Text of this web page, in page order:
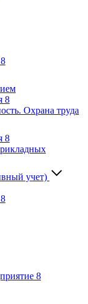
8
Охрана труда
8
учет)
8